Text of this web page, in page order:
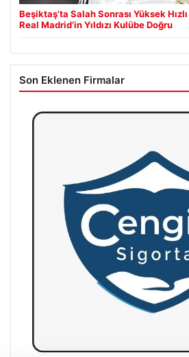
Beşiktaş’ta Salah Sonrası Yüksek
Real Madrid’in Yıldızı Kulübe Doğru
Son Eklenen Firmalar